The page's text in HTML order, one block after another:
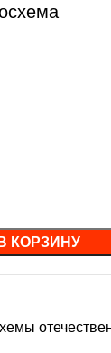
В КОРЗИНУ